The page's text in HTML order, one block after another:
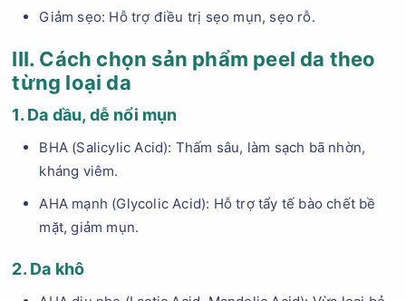
Giảm sẹo: Hỗ trợ điều trị sẹo mụn, sẹo rỗ.
III. Cách chọn sản phẩm peel da theo
từng loại da
1. Da dầu, dễ nổi mụn
BHA (Salicylic Acid): Thấm sâu, làm sạch bã nhờn,
kháng viêm.
AHA mạnh (Glycolic Acid): Hỗ trợ tẩy tế bào chết bề
mặt, giảm mụn.
2. Da khô